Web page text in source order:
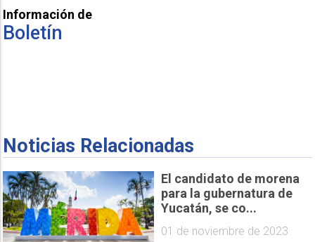
Información de
Boletín
Noticias Relacionadas
El candidato de morena
para la gubernatura de
Yucatán, se co...
01 de noviembre de 2023